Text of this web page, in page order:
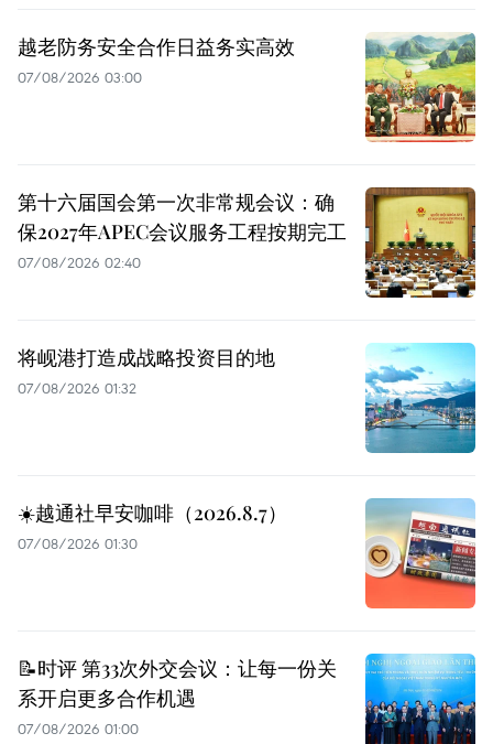
越老防务安全合作日益务实高效
07/08/2026 03:00
第十六届国会第一次非常规会议：确
保2027年APEC会议服务工程按期完工
07/08/2026 02:40
将岘港打造成战略投资目的地
07/08/2026 01:32
☀️越通社早安咖啡（2026.8.7）
07/08/2026 01:30
📝时评 第33次外交会议：让每一份关
系开启更多合作机遇
07/08/2026 01:00